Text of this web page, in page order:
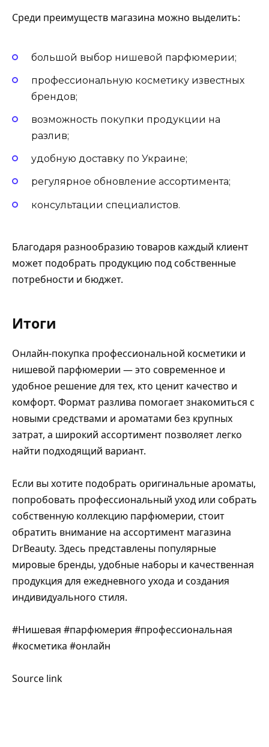
Среди преимуществ магазина можно выделить:
большой выбор нишевой парфюмерии;
профессиональную косметику известных
брендов;
возможность покупки продукции на
разлив;
удобную доставку по Украине;
регулярное обновление ассортимента;
консультации специалистов.
Благодаря разнообразию товаров каждый клиент
может подобрать продукцию под собственные
потребности и бюджет.
Итоги
Онлайн-покупка профессиональной косметики и
нишевой парфюмерии — это современное и
удобное решение для тех, кто ценит качество и
комфорт. Формат разлива помогает знакомиться с
новыми средствами и ароматами без крупных
затрат, а широкий ассортимент позволяет легко
найти подходящий вариант.
Если вы хотите подобрать оригинальные ароматы,
попробовать профессиональный уход или собрать
собственную коллекцию парфюмерии, стоит
обратить внимание на ассортимент магазина
DrBeauty. Здесь представлены популярные
мировые бренды, удобные наборы и качественная
продукция для ежедневного ухода и создания
индивидуального стиля.
#Нишевая #парфюмерия #профессиональная
#косметика #онлайн
Source link